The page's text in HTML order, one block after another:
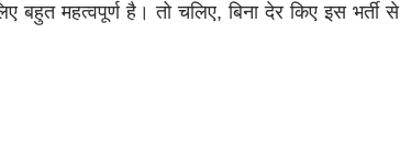
महत्वपूर्ण है। तो चलिए, बिना देर किए इस भर्ती से